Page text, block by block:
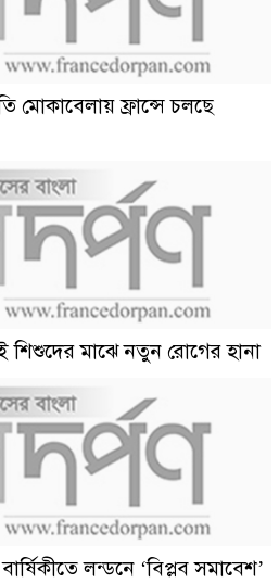
মোকাবেলায় ফ্রান্সে চলছে
শিশুদের মাঝে নতুন রোগের হানা
লন্ডনে ‘বিপ্লব সমাবেশ’